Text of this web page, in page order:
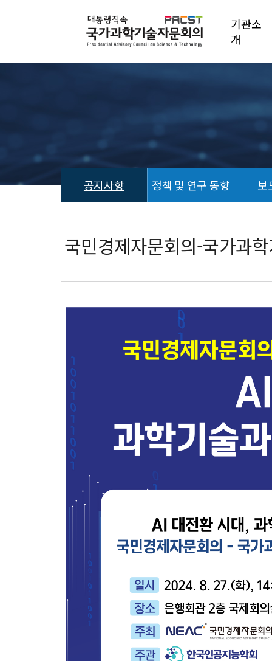
기관소
개
공지사항 정책 및 연구 동향 보
항
국민경제자문회의-국가과